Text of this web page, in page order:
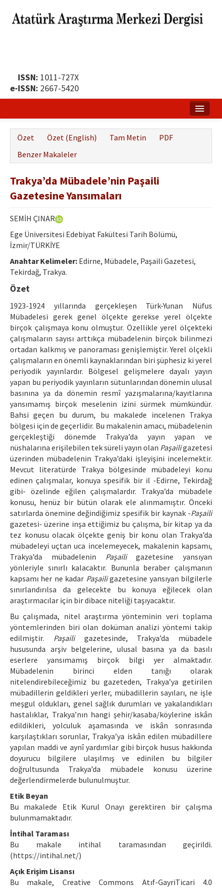
ISSN: 1011-727X
e-ISSN: 2667-5420
Yayın Politikası
Dergi Kurulları
Etik İlkeler
Yazar Rehberi
Hakem Rehberi
İletişim
Özet Özet (English) Tam Metin
PDF
Benzer Makaleler
Trakya’da Mübadele’nin Paşaili
Gazetesine Yansımaları
SEMİH ÇINAR
Ege Üniversitesi Edebiyat Fakültesi Tarih Bölümü,
İzmir/TÜRKİYE
Anahtar Kelimeler: Edirne, Mübadele, Paşaili Gazetesi,
Tekirdağ, Trakya.
Özet
1923-1924 yıllarında gerçekleşen Türk-Yunan Nüfus
Mübadelesi gerek genel ölçekte gerekse yerel ölçekte
birçok çalışmaya konu olmuştur. Özellikle yerel ölçekteki
çalışmaların sayısı arttıkça mübadelenin birçok bilinmezi
ortadan kalkmış ve panoraması genişlemiştir. Yerel ölçekli
çalışmaların en önemli kaynaklarından biri şüphesiz ki yerel
periyodik yayınlardır. Bölgesel gelişmelere dayalı yayın
yapan bu periyodik yayınların sütunlarından dönemin ulusal
basınına ya da dönemin resmî yazışmalarına/kayıtlarına
yansımamış birçok meselenin izini sürmek mümkündür.
Bahsi geçen bu durum, bu makalede incelenen Trakya
bölgesi için de geçerlidir. Bu makalenin amacı, mübadelenin
gerçekleştiği dönemde Trakya’da yayın yapan ve
nüshalarına erişilebilen tek süreli yayın olan Paşailigazetesi
üzerinden mübadelenin Trakya’daki işleyişini incelemektir.
Mevcut literatürde Trakya bölgesinde mübadeleyi konu
edinen çalışmalar, konuya spesifik bir il -Edirne, Tekirdağ
gibi- özelinde eğilen çalışmalardır. Trakya’da mübadele
konusu, henüz bir bütün olarak ele alınmamıştır. Önceki
satırlarda önemine değindiğimiz spesifik bir kaynak -Paşaili
gazetesi- üzerine inşa ettiğimiz bu çalışma, bir kitap ya da
tez konusu olacak ölçekte geniş bir konu olan Trakya’da
mübadeleyi uçtan uca incelemeyecek, makalenin kapsamı,
Trakya’da mübadelenin Paşailigazetesine yansıyan
yönleriyle sınırlı kalacaktır. Bununla beraber çalışmanın
kapsamı her ne kadar Paşailigazetesine yansıyan bilgilerle
sınırlandırılsa da gelecekte bu konuya eğilecek olan
araştırmacılar için bir dibace niteliği taşıyacaktır.
Bu çalışmada, nitel araştırma yönteminin veri toplama
yöntemlerinden biri olan doküman analizi yöntemi takip
edilmiştir. Paşailigazetesinde, Trakya’da mübadele
hususunda arşiv belgelerine, ulusal basına ya da basılı
eserlere yansımamış birçok bilgi yer almaktadır.
Mübadelenin birinci elden tanığı olarak
nitelendirebileceğimiz bu gazeteden, Trakya’ya getirilen
mübadillerin geldikleri yerler, mübadillerin sayıları, ne işle
meşgul oldukları, genel sağlık durumları ve yakalandıkları
hastalıklar, Trakya’nın hangi şehir/kasaba/köylerine iskân
edildikleri, yolculuk aşamasında ve iskân sonrasında
karşılaştıkları sorunlar, Trakya’ya iskân edilen mübadillere
yapılan maddi ve aynî yardımlar gibi birçok husus hakkında
doyurucu bilgilere ulaşılmış ve edinilen bu bilgiler
doğrultusunda Trakya’da mübadele konusu üzerine
değerlendirmelerde bulunulmuştur.
Etik Beyan
Bu makalede Etik Kurul Onayı gerektiren bir çalışma
bulunmamaktadır.
İntihal Taraması
Bu makale intihal taramasından geçirildi.
(https://intihal.net/)
Açık Erişim Lisansı
Bu makale, Creative Commons Atıf-GayriTicari 4.0